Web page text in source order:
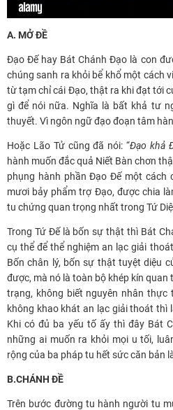
A. MỞ ĐỀ
Đạo Đế hay Bát Chánh Đạo là con
chúng sanh ra khỏi bể khổ một cách
từ tạm chỉ cái Đạo, thật ra khi đạt tới
gì để nói nữa. Nghĩa là bất khả tư
thuyết. Vì ngôn ngữ đạo đoạn tâm
Hoặc Lão Tử cũng đã nói: “Đạo khả
hành muốn đắc quả Niết Bàn chơn
phụng hành phần Đạo Đế một cách
mươi bảy phẩm trợ Đạo, được chia
tu chứng quan trọng nhất trong Tứ
Trong Tứ Đế là bốn sự thật thì Bát
cụ thể để thể nghiệm an lạc giải
Bốn chân lý, bốn sự thật tuyệt diệu
được, mà nó là toàn bộ khép kín
trạng, không biết nguyên nhân thực
không khao khát an lạc giải thoát thì
Khi có đủ ba yếu tố ấy thì đây Bát
những ai muốn ra khỏi mọi u tối,
rộng của ba pháp tu hết sức căn bản
B.CHÁNH ĐỀ
Trên bước đường tu hành người tu